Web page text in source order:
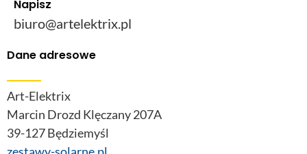
Napisz
biuro@artelektrix.pl
Dane adresowe
Art-Elektrix
Marcin Drozd Klęczany 207A
39-127 Będziemyśl